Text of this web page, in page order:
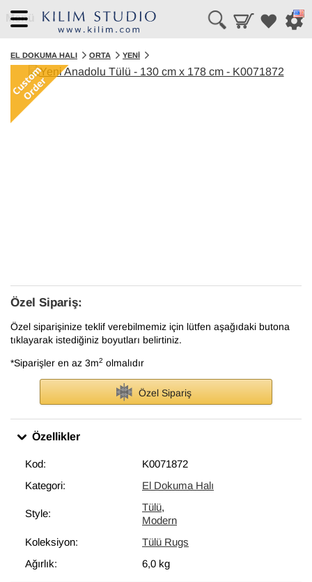
Menü
EL DOKUMA HALI ORTA YENI
Özel Sipariş:
Özel siparişinize teklif verebilmemiz için lütfen aşağıdaki butona
tıklayarak istediğiniz boyutları belirtiniz.
*Siparişler en az 3m2 olmalıdır
Özel Sipariş
Özellikler
Kod:
K0071872
Kategori:
El Dokuma Halı
Style:
Tülü,
Modern
Koleksiyon:
Tülü Rugs
Ağırlık:
6,0 kg